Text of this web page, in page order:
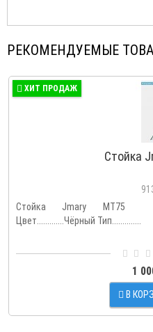
РЕКОМЕНДУЕМЫЕ
ХИТ ПРОДАЖ
Стойка
Стойка Jmary MT75
Цвет.............Чёрный Тип..............
1
В